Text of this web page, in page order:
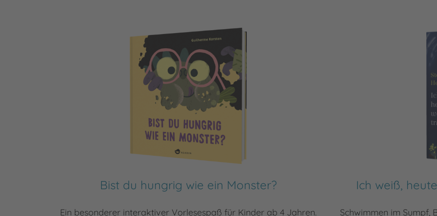
Bist du hungrig wie ein Monster?
Ein besonderer interaktiver Vorlesespaß für Kinder ab 4 Jahren.
Ich weiß,
Schwimmen im Sumpf,